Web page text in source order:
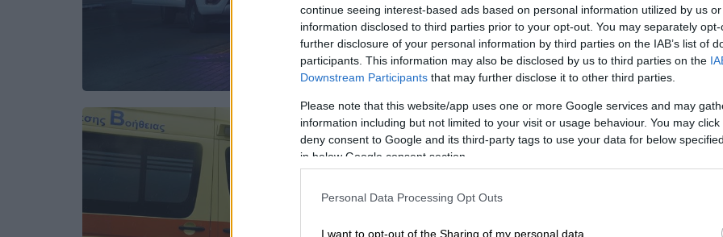
continue seeing interest-based ads based on personal information utilized by us
information disclosed to third parties prior to your opt-out. You may separately
further disclosure of your personal information by third parties on the IAB’s list of
participants. This information may also be disclosed by us to third parties on the
Downstream Participants that may further disclose it to other third parties.
Please note that this website/app uses one or more Google services and may
information including but not limited to your visit or usage behaviour. You may
deny consent to Google and its third-party tags to use your data for below
in below Google consent section.
Personal Data Processing Opt Outs
I want to opt-out of the Sharing of my personal data.
Αστυνομικοί τον συνέβαλαν επ'
αυτοφώρω
Ελλάδα|27.06.2023 08:26
Άγριο επεισόδιο στη Θεσσαλονίκη:
Μεθυσμένος παρενόχλησε κοπέλα
με σπασμένο μπουκάλι
Διασώστες του ΕΚΑΒ παρείχαν τις